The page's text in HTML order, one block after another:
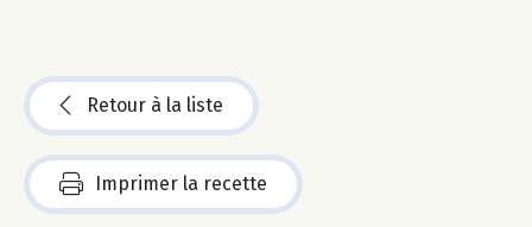
Retour à la liste
Imprimer la recette